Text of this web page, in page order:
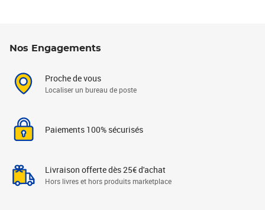
Nos Engagements
Proche de vous
Localiser un bureau de poste
Paiements 100% sécurisés
Livraison offerte dès 25€ d'achat
Hors livres et hors produits marketplace